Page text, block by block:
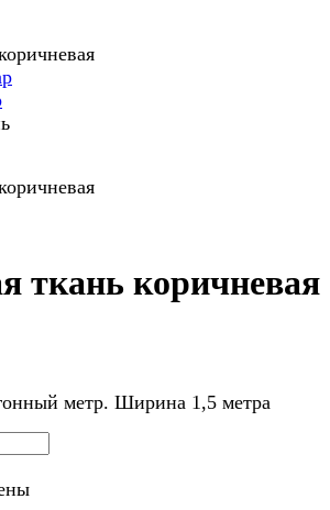
ткань коричневая
метр. Ширина 1,5 метра